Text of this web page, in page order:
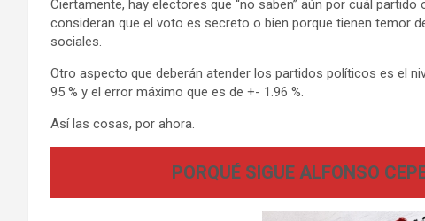
Ciertamente, hay electores que “no saben” aún por cuál
consideran que el voto es secreto o bien porque tienen temor
sociales.
Otro aspecto que deberán atender los partidos políticos es el
95 % y el error máximo que es de +- 1.96 %.
Así las cosas, por ahora.
PORQUÉ SIGUE ALFONSO